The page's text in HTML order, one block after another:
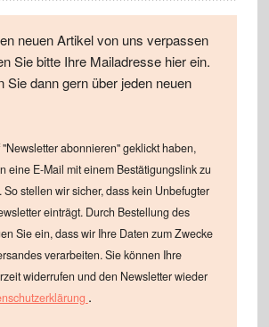
neuen Artikel von uns verpassen
Sie bitte Ihre Mailadresse hier ein.
Sie dann gern über jeden neuen
abonnieren" geklickt haben,
eine E-Mail mit einem Bestätigungslink zu
So stellen wir sicher, dass kein Unbefugter
einträgt. Durch Bestellung des
Sie ein, dass wir Ihre Daten zum Zwecke
verarbeiten. Sie können Ihre
widerrufen und den Newsletter wieder
.